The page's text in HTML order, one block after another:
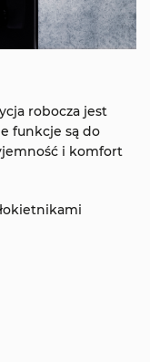
robocza jest
funkcje są do
i komfort